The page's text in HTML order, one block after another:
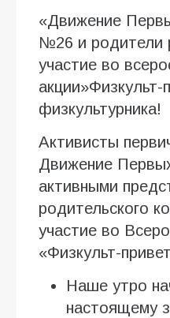
«Движение
№26 и родители
участие во
физкультурника!
Активисты
Движение
активными
родительского
участие во
«Физкульт-
Наше утро
настоящему